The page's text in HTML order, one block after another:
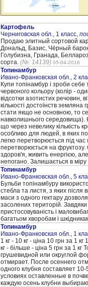
Картофель
Черниговская обл., 1 класс,
Продаю элитный сортовой
Дональд, Базис, Чёрный
Голубизна, Гранада,
сорта. (№: 14139) 05-04-2016
Топинамбур
Ивано-Франковская обл., 2
Купи топінамбур і зроби
червоного кольору (колір -
відсотки азотистих речовин,
кількості достоїнств
стати якщо не основною, то
навколишнього середовища).
що через невелику кількість
особливо для людей, в яких
легко перетворюється під
перетворюється на фруктозу.
здоров'я, живить енергією,
непогано. Залишається в
Топинамбур
Ивано-Франковская обл., 5
Бульби топінамбуру
стебла та листя, з яких
маси з одного гектару
засолених територій.
пристосовуваність і
багатьом хворобам і
Топинамбур
Ивано-Франковская обл., 1
1 кг - 10 кг - ціна 10 грн за 1 кг
кг - більше - ціна 5 грн за 1
грушевидной или округлой
отмирает. После осеннего
одного клубня составляет
условиях оставленные в
каждую осень клубни